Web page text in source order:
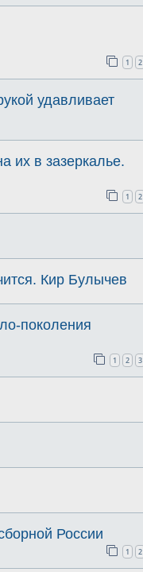
1 2
удавливает
их в зазеркалье.
1 2
Кир Булычев
поколения
1 2 3
России
1 2